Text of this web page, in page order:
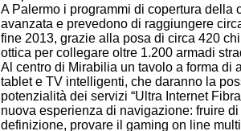
A Palermo i programmi di copertura della
avanzata e prevedono di raggiungere
fine 2013, grazie alla posa di circa 420
ottica per collegare oltre 1.200 armadi
Al centro di Mirabilia un tavolo a forma di
tablet e TV intelligenti, che daranno la
potenzialità dei servizi “Ultra Internet
nuova esperienza di navigazione: fruire
definizione, provare il gaming on line